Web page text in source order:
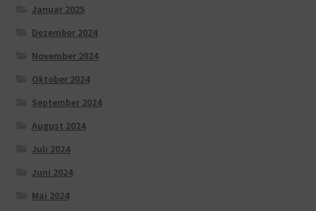
Januar 2025
Dezember 2024
November 2024
Oktober 2024
September 2024
August 2024
Juli 2024
Juni 2024
Mai 2024